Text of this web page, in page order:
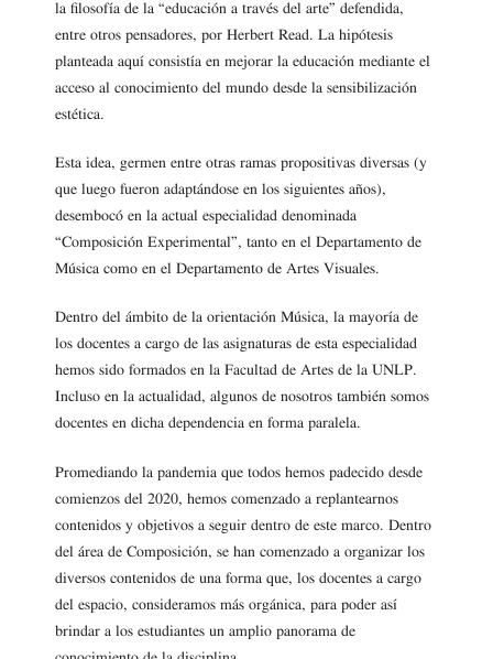
la filosofía de la “educación a través del arte” defendida,
entre otros pensadores, por Herbert Read. La hipótesis
planteada aquí consistía en mejorar la educación mediante el
acceso al conocimiento del mundo desde la sensibilización
estética.
Esta idea, germen entre otras ramas propositivas diversas (y
que luego fueron adaptándose en los siguientes años),
desembocó en la actual especialidad denominada
“Composición Experimental”, tanto en el Departamento de
Música como en el Departamento de Artes Visuales.
Dentro del ámbito de la orientación Música, la mayoría de
los docentes a cargo de las asignaturas de esta especialidad
hemos sido formados en la Facultad de Artes de la UNLP.
Incluso en la actualidad, algunos de nosotros también somos
docentes en dicha dependencia en forma paralela.
Promediando la pandemia que todos hemos padecido desde
comienzos del 2020, hemos comenzado a replantearnos
contenidos y objetivos a seguir dentro de este marco. Dentro
del área de Composición, se han comenzado a organizar los
diversos contenidos de una forma que, los docentes a cargo
del espacio, consideramos más orgánica, para poder así
brindar a los estudiantes un amplio panorama de